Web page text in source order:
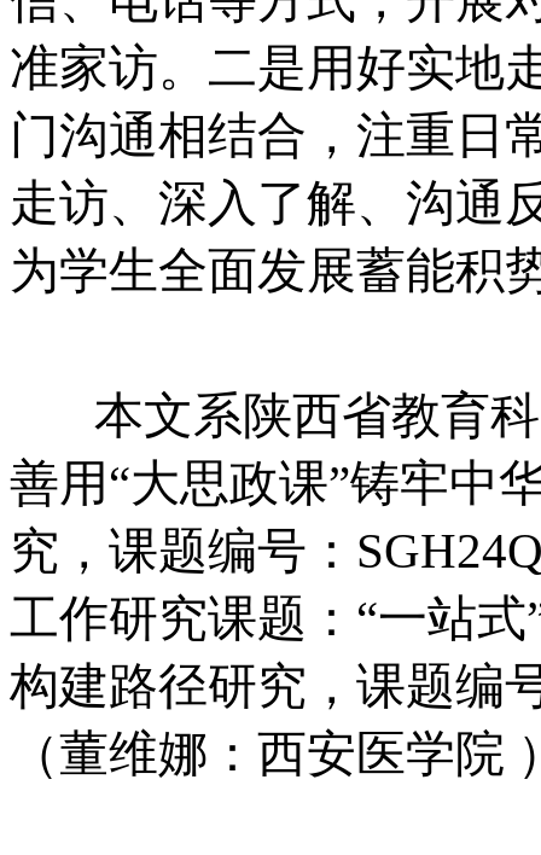
准家访。二是用好实地
门沟通相结合，注重日
走访、深入了解、沟通
为学生全面发展蓄能积
本文系陕西省教育科
善用“大思政课”铸牢中
究，课题编号：
工作研究课题：“一站
构建路径研究，课题编
（董维娜：西安医学院